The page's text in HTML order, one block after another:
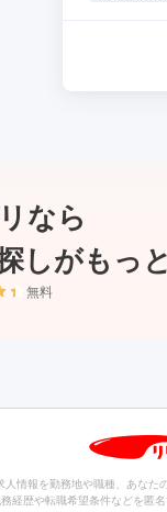
なら
しがもっ
無料
人情報を勤務地や職種、あなた
務経歴や転職希望条件などを匿